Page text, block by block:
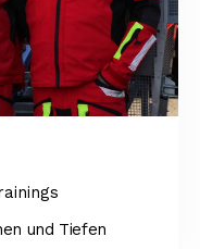
und Tiefen